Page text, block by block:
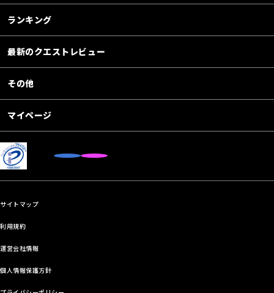
ランキング
最新のクエストレビュー
その他
マイページ
サイトマップ
利用規約
運営会社情報
個人情報保護方針